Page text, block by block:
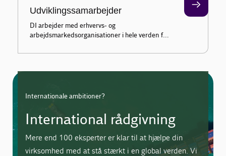
Udviklingssamarbejder
DI arbejder med erhvervs- og
arbejdsmarkedsorganisationer i hele verden for
fremtidens vækstmarkeder.
Internationale ambitioner?
International rådgivning
Mere end 100 eksperter er klar til at hjælpe din
virksomhed med at stå stærkt i en global verden. Vi